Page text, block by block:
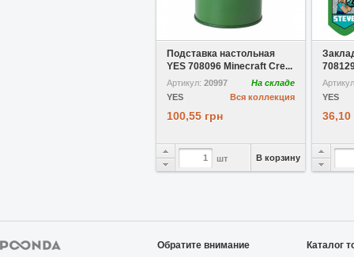
В избранное
Подставка настольная
YES 708096 Minecraft Cre...
Артикул: 20997
На складе
Вся коллекция
YES
100,55 грн
шт В корзину
YES
36,10
Обратите внимание Каталог